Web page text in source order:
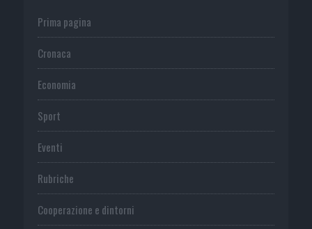
Prima pagina
Cronaca
Economia
Sport
Eventi
Rubriche
Cooperazione e dintorni